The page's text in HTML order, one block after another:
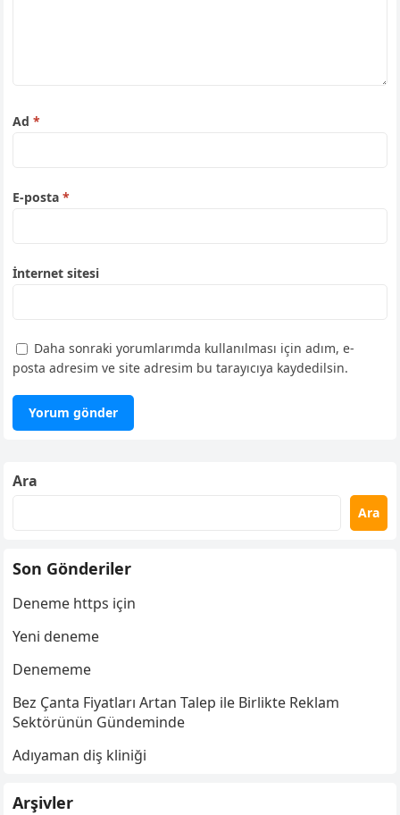
Ad*
E-posta*
İnternet sitesi
Daha sonraki yorumlarımda kullanılması için adım, e-
posta adresim ve site adresim bu tarayıcıya kaydedilsin.
Ara
Ara
Son Gönderiler
Deneme https için
Yeni deneme
Denememe
Bez Çanta Fiyatları Artan Talep ile Birlikte Reklam
Sektörünün Gündeminde
Adıyaman diş kliniği
Arşivler